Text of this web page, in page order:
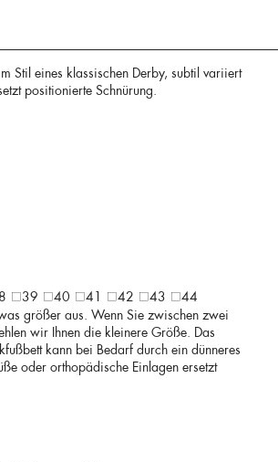
Stil eines klassischen Derby, subtil variiert
positionierte Schnürung.
39 40 41 42 43
44
größer aus. Wenn Sie zwischen zwei
wir Ihnen die kleinere Größe. Das
kann bei Bedarf durch ein dünneres
oder orthopädische Einlagen ersetzt